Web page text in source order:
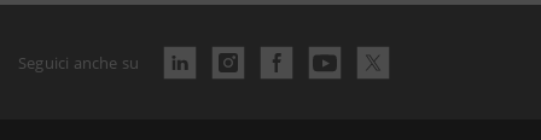
Seguici anche su